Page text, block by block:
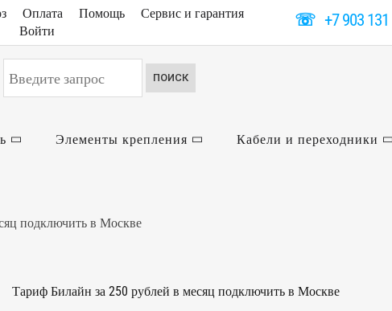
Оплата Помощь
Сервис и гарантия
Войти
☏+7 903 131
ПОИСК
Элементы крепления Кабели и переходники
подключить в Москве
Тариф Билайн за 250 рублей в месяц подключить в Москве